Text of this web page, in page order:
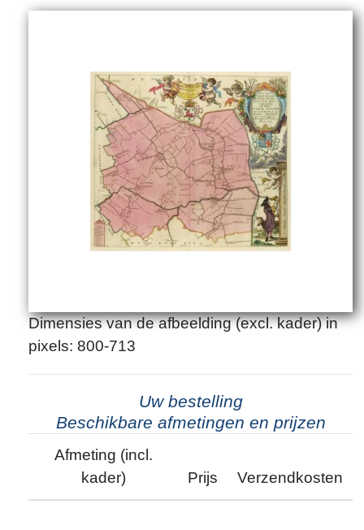
Dimensies van de afbeelding (excl. kader) in
pixels: 800-713
Uw bestelling
Beschikbare afmetingen en prijzen
Afmeting (incl.
kader)
Prijs Verzendkosten